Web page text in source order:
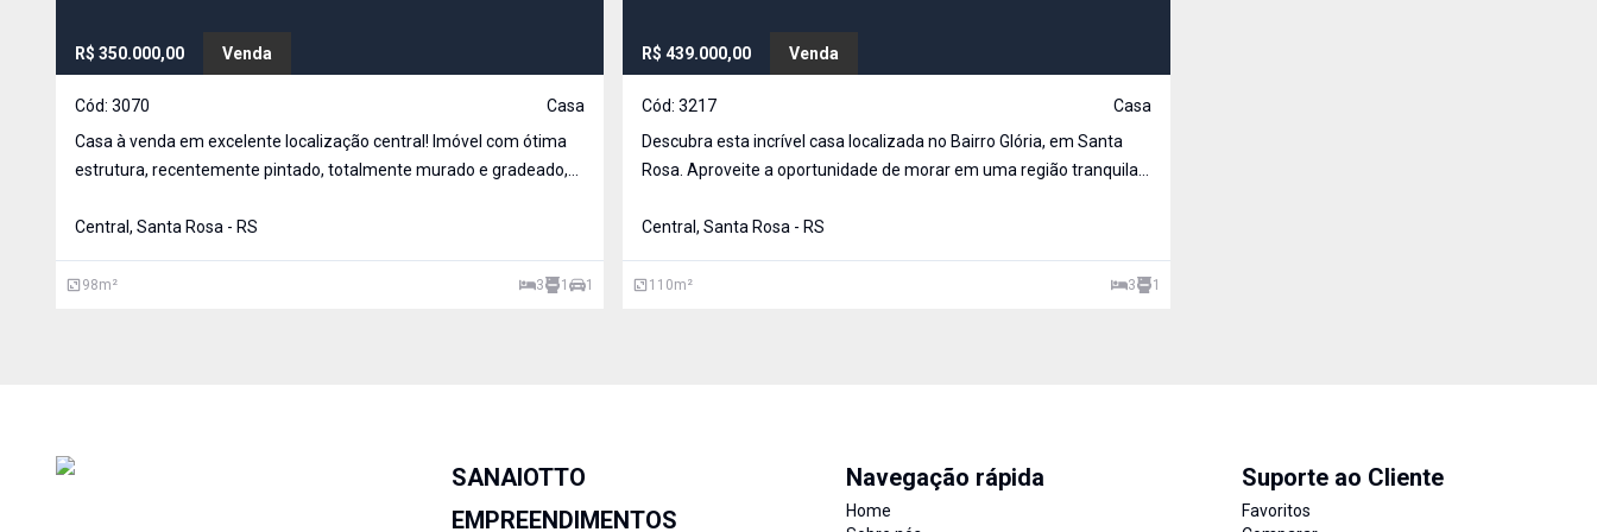
R$ 350.000,00 Venda
Cód: 3070
Casa
Casa à venda em excelente localização central! Imóvel com ótima
estrutura, recentemente pintado, totalmente murado e gradeado,
Conta com três dormitórios amplos, sala de estar, cozinha func
Central, Santa Rosa - RS
98m² 3 1 1
R$ 439.000,00 Venda
Cód: 3217
Casa
Descubra esta incrível casa localizada no Bairro Glória, em Santa
Rosa. Aproveite a oportunidade de morar em uma região tranquila
Central, Santa Rosa - RS
110m² 3 1
SANAIOTTO
EMPREENDIMENTOS
Navegação rápida
Home
Suporte ao Cliente
Favoritos